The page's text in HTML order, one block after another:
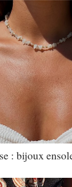
: bijoux